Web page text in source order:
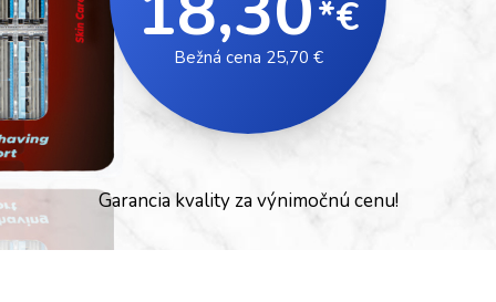
*€
Bežná cena 25,70 €
Garancia kvality za výnimočnú cenu!